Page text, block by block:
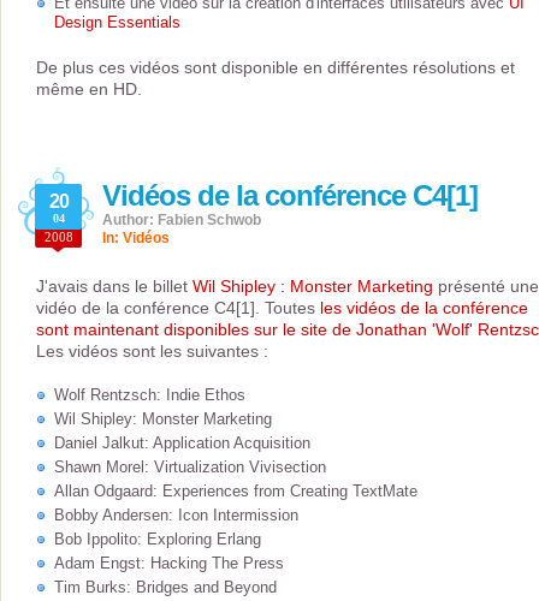
Design Essentials
De plus ces vidéos sont disponible en différentes résolutions et
même en HD.
Vidéos de la conférence C4[1]
20
04
2008
Author: Fabien Schwob
In: Vidéos
J'avais dans le billet Wil Shipley : Monster Marketing présenté une
vidéo de la conférence C4[1]. Toutes les vidéos de la conférence
sont maintenant disponibles sur le site de Jonathan 'Wolf'
Les vidéos sont les suivantes :
Wolf Rentzsch: Indie Ethos
Wil Shipley: Monster Marketing
Daniel Jalkut: Application Acquisition
Shawn Morel: Virtualization Vivisection
Allan Odgaard: Experiences from Creating TextMate
Bobby Andersen: Icon Intermission
Bob Ippolito: Exploring Erlang
Adam Engst: Hacking The Press
Tim Burks: Bridges and Beyond